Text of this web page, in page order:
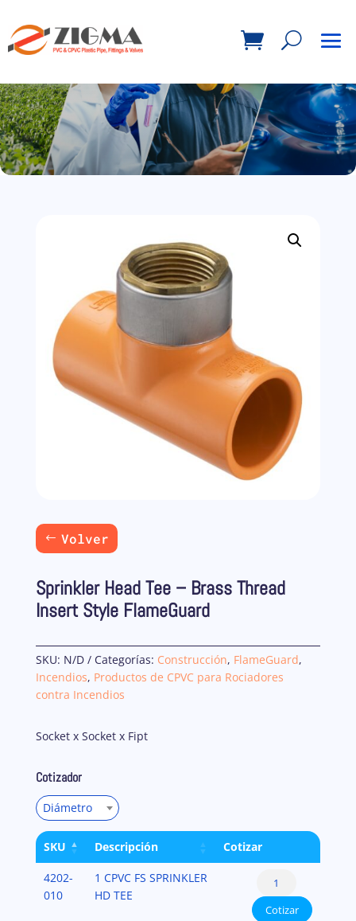
Volver
Sprinkler Head Tee – Brass Thread
Insert Style FlameGuard
SKU: N/D Categorías: Construcción, FlameGuard,
Incendios, Productos de CPVC para Rociadores
contra Incendios
Socket x Socket x Fipt
Cotizador
Diámetro
SKU Descripción Cotizar
4202-
010
1 CPVC FS SPRINKLER
HD TEE
Sprinkler
Head
Tee
Cotizar